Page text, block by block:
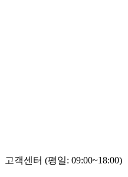
고객센터 (평일: 09:00~18:00)